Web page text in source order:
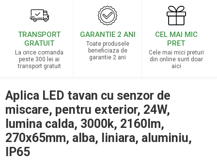
TRANSPORT
GRATUIT
La orice comanda
peste 300 lei ai
transport gratuit
GARANTIE 2 ANI
Toate produsele
beneficiaza de
garantie 2 ani
CEL MAI MIC
PRET
Cele mai mici preturi
din online sunt doar
aici
Aplica LED tavan cu senzor de
miscare, pentru exterior, 24W,
lumina calda, 3000k, 2160lm,
270x65mm, alba, liniara, aluminiu,
IP65